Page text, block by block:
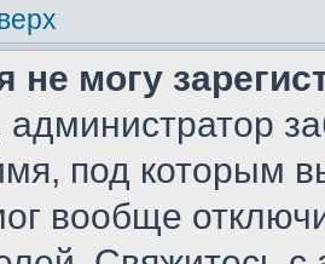
не могу
под которым
вообще